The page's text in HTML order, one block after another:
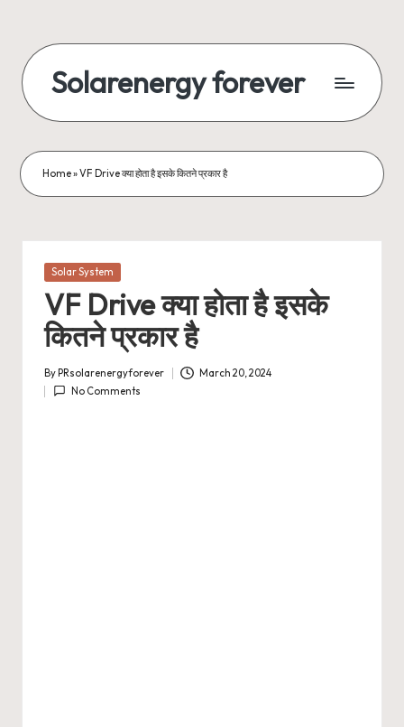
content
Solarenergy forever
बिजली
Home»VF Drive क्या होता है इसके कितने प्रकार है
Posted
Solar System
VF Drive क्या होता है इसके
कितने प्रकार है
Posted
by
By PRsolarenergyforever
March 20, 2024
No Comments